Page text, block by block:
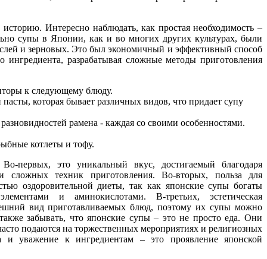
Интересно наблюдать, как простая необходимость –
супы в Японии, как и во многих других культурах, были
и зерновых. Это был экономичный и эффективный способ
разрабатывая сложные методы приготовления
к следующему блюду.
которая бывает различных видов, что придает супу
рамена - каждая со своими особенностями.
котлеты и тофу.
первых, это уникальный вкус, достигаемый благодаря
сложных техник приготовления. Во-вторых, польза для
оздоровительной диеты, так как японские супы богаты
и аминокислотами. В-третьих, эстетическая
вид приготавливаемых блюд, поэтому их супы можно
забывать, что японские супы – это не просто еда. Они
подаются на торжественных мероприятиях и религиозных
и уважение к ингредиентам – это проявление японской